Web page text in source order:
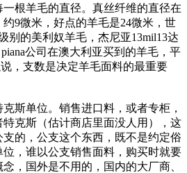
根羊毛的直径。真丝纤维的直径在
9微米，好点的羊毛是24微米，世
别的美利奴羊毛，杰尼亚13mil13达
公司在澳大利亚买到的羊毛，平
，支数是决定羊毛面料的最重要
单位。销售进口料，或者专柜，
克斯（估计商店里面没人用），这
的，公支这个东西，既不是约定俗
，谁以公支销售面料，购买时就要
，国外是不用的，国内的大厂商、